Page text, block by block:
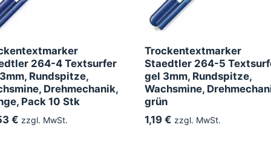
264-4 Textsurfer
Rundspitze,
Drehmechanik,
Pack 10 Stk
€ zzgl. MwSt.
Trockentextmarker
Staedtler 264-5
gel 3mm, Rundspitze,
Wachsmine,
grün
1,19 € zzgl. MwSt.